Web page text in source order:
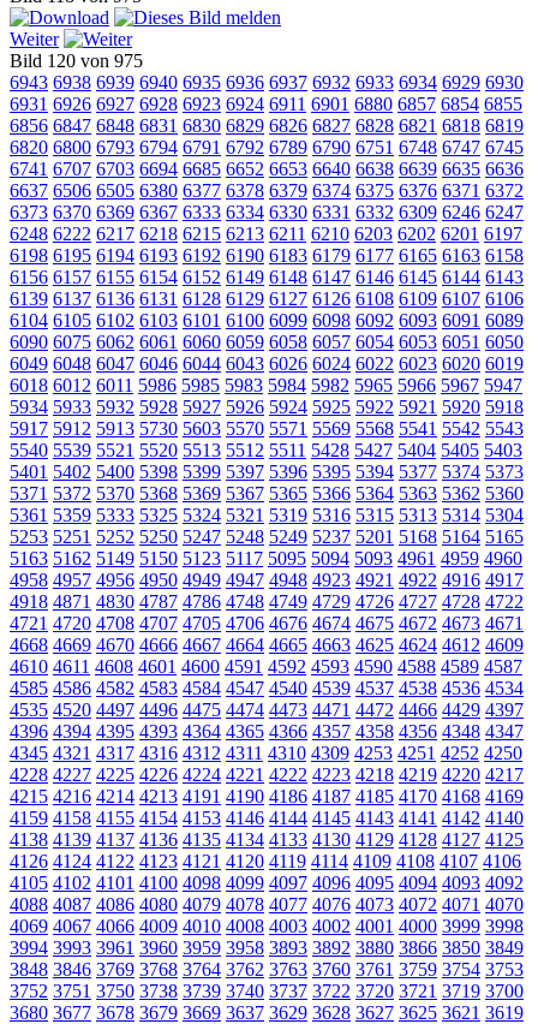
Weiter
Bild 120 von 975
6943 6938 6939 6940 6935 6936 6937 6932 6933 6934 6929 6930
6931 6926 6927 6928 6923 6924 6911 6901 6880 6857 6854 6855
6856 6847 6848 6831 6830 6829 6826 6827 6828 6821 6818 6819
6820 6800 6793 6794 6791 6792 6789 6790 6751 6748 6747 6745
6741 6707 6703 6694 6685 6652 6653 6640 6638 6639 6635 6636
6637 6506 6505 6380 6377 6378 6379 6374 6375 6376 6371 6372
6373 6370 6369 6367 6333 6334 6330 6331 6332 6309 6246 6247
6248 6222 6217 6218 6215 6213 6211 6210 6203 6202 6201 6197
6198 6195 6194 6193 6192 6190 6183 6179 6177 6165 6163 6158
6156 6157 6155 6154 6152 6149 6148 6147 6146 6145 6144 6143
6139 6137 6136 6131 6128 6129 6127 6126 6108 6109 6107 6106
6104 6105 6102 6103 6101 6100 6099 6098 6092 6093 6091 6089
6090 6075 6062 6061 6060 6059 6058 6057 6054 6053 6051 6050
6049 6048 6047 6046 6044 6043 6026 6024 6022 6023 6020 6019
6018 6012 6011 5986 5985 5983 5984 5982 5965 5966 5967 5947
5934 5933 5932 5928 5927 5926 5924 5925 5922 5921 5920 5918
5917 5912 5913 5730 5603 5570 5571 5569 5568 5541 5542 5543
5540 5539 5521 5520 5513 5512 5511 5428 5427 5404 5405 5403
5401 5402 5400 5398 5399 5397 5396 5395 5394 5377 5374 5373
5371 5372 5370 5368 5369 5367 5365 5366 5364 5363 5362 5360
5361 5359 5333 5325 5324 5321 5319 5316 5315 5313 5314 5304
5253 5251 5252 5250 5247 5248 5249 5237 5201 5168 5164 5165
5163 5162 5149 5150 5123 5117 5095 5094 5093 4961 4959 4960
4958 4957 4956 4950 4949 4947 4948 4923 4921 4922 4916 4917
4918 4871 4830 4787 4786 4748 4749 4729 4726 4727 4728 4722
4721 4720 4708 4707 4705 4706 4676 4674 4675 4672 4673 4671
4668 4669 4670 4666 4667 4664 4665 4663 4625 4624 4612 4609
4610 4611 4608 4601 4600 4591 4592 4593 4590 4588 4589 4587
4585 4586 4582 4583 4584 4547 4540 4539 4537 4538 4536 4534
4535 4520 4497 4496 4475 4474 4473 4471 4472 4466 4429 4397
4396 4394 4395 4393 4364 4365 4366 4357 4358 4356 4348 4347
4345 4321 4317 4316 4312 4311 4310 4309 4253 4251 4252 4250
4228 4227 4225 4226 4224 4221 4222 4223 4218 4219 4220 4217
4215 4216 4214 4213 4191 4190 4186 4187 4185 4170 4168 4169
4159 4158 4155 4154 4153 4146 4144 4145 4143 4141 4142 4140
4138 4139 4137 4136 4135 4134 4133 4130 4129 4128 4127 4125
4126 4124 4122 4123 4121 4120 4119 4114 4109 4108 4107 4106
4105 4102 4101 4100 4098 4099 4097 4096 4095 4094 4093 4092
4088 4087 4086 4080 4079 4078 4077 4076 4073 4072 4071 4070
4069 4067 4066 4009 4010 4008 4003 4002 4001 4000 3999 3998
3994 3993 3961 3960 3959 3958 3893 3892 3880 3866 3850 3849
3848 3846 3769 3768 3764 3762 3763 3760 3761 3759 3754 3753
3752 3751 3750 3738 3739 3740 3737 3722 3720 3721 3719 3700
3680 3677 3678 3679 3669 3637 3629 3628 3627 3625 3621 3619